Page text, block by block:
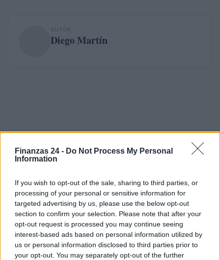
Finanzas 24 - Do Not Process My Personal
Information
If you wish to opt-out of the sale, sharing to third parties, or
processing of your personal or sensitive information for
targeted advertising by us, please use the below opt-out
section to confirm your selection. Please note that after your
opt-out request is processed you may continue seeing
interest-based ads based on personal information utilized by
us or personal information disclosed to third parties prior to
your opt-out. You may separately opt-out of the further
AUTOR
Diego Martín